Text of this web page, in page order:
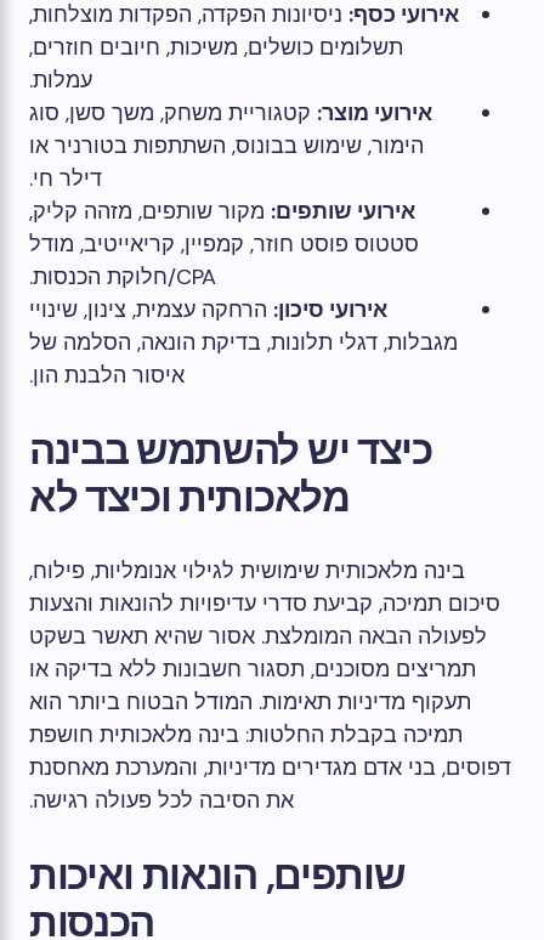
אירועי כסף: ניסיונות הפקדה, הפקדות מוצלחות,
תשלומים כושלים, משיכות, חיובים חוזרים,
עמלות.
אירועי מוצר: קטגוריית משחק, משך סשן, סוג
הימור, שימוש בבונוס, השתתפות בטורניר או
דילר חי.
אירועי שותפים: מקור שותפים, מזהה קליק,
סטטוס פוסט חוזר, קמפיין, קריאייטיב, מודל
CPA/חלוקת הכנסות.
אירועי סיכון: הרחקה עצמית, צינון, שינויי
מגבלות, דגלי תלונות, בדיקת הונאה, הסלמה של
איסור הלבנת הון.
כיצד יש להשתמש בבינה
מלאכותית וכיצד לא
בינה מלאכותית שימושית לגילוי אנומליות, פילוח,
סיכום תמיכה, קביעת סדרי עדיפויות להונאות והצעות
לפעולה הבאה המומלצת. אסור שהיא תאשר בשקט
תמריצים מסוכנים, תסגור חשבונות ללא בדיקה או
תעקוף מדיניות תאימות. המודל הבטוח ביותר הוא
תמיכה בקבלת החלטות: בינה מלאכותית חושפת
דפוסים, בני אדם מגדירים מדיניות, והמערכת מאחסנת
את הסיבה לכל פעולה רגישה.
שותפים, הונאות ואיכות
הכנסות